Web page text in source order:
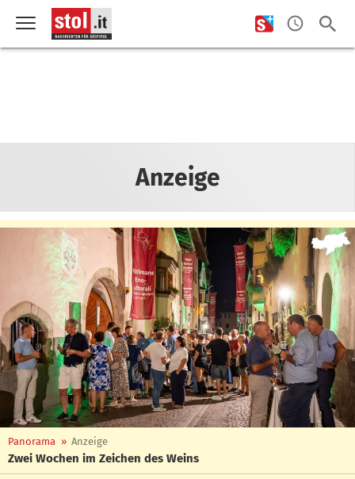
Anzeige
Panorama » Anzeige
Zwei Wochen im Zeichen des Weins